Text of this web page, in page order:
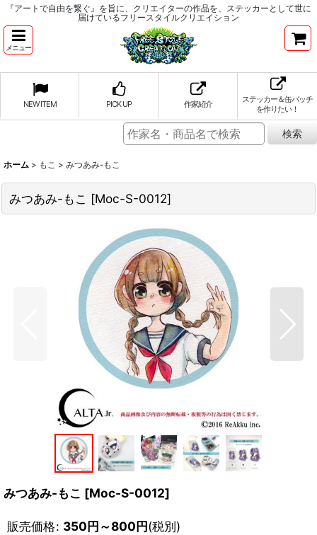
『アートで自由を繋ぐ』を旨に、クリエイターの作品を、ステッカーとして世に
届けているフリースタイルクリエイション
メニュー
NEW ITEM PICK UP 作家紹介
ステッカー＆缶バッチ
を作りたい！
ホーム > もこ > みつあみ-もこ
みつあみ-もこ [Moc-S-0012]
みつあみ-もこ [Moc-S-0012]
販売価格: 350円～800円(税別)